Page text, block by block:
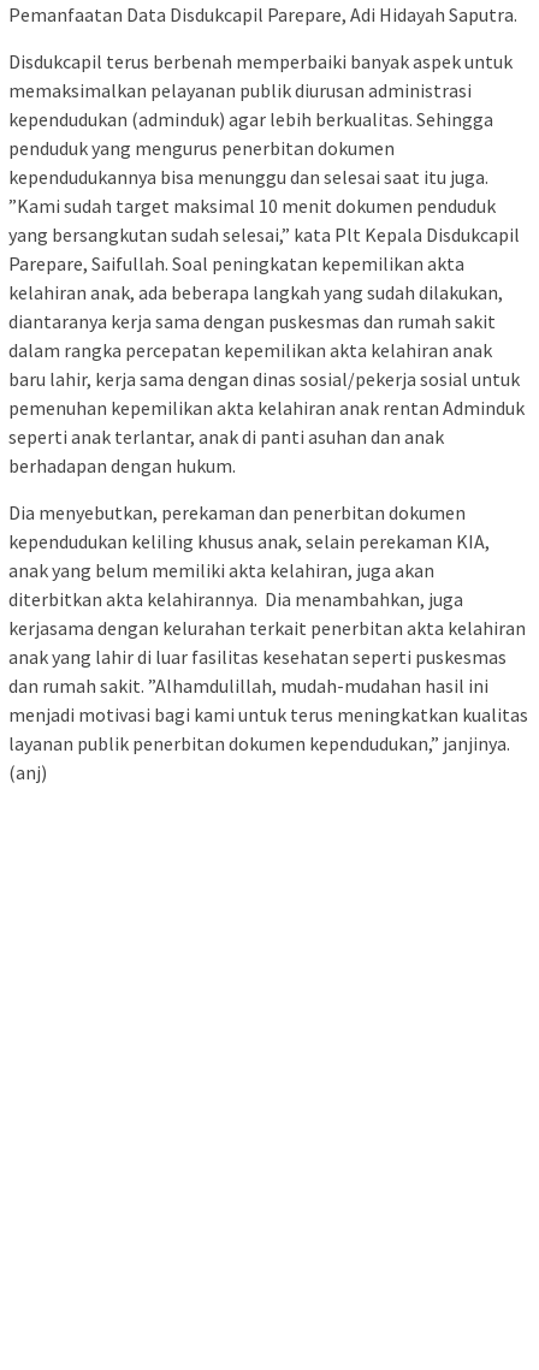
Pemanfaatan Data Disdukcapil Parepare, Adi Hidayah Saputra.
Disdukcapil terus berbenah memperbaiki banyak aspek untuk
memaksimalkan pelayanan publik diurusan administrasi
kependudukan (adminduk) agar lebih berkualitas. Sehingga
penduduk yang mengurus penerbitan dokumen
kependudukannya bisa menunggu dan selesai saat itu juga.
”Kami sudah target maksimal 10 menit dokumen penduduk
yang bersangkutan sudah selesai,” kata Plt Kepala Disdukcapil
Parepare, Saifullah. Soal peningkatan kepemilikan akta
kelahiran anak, ada beberapa langkah yang sudah dilakukan,
diantaranya kerja sama dengan puskesmas dan rumah sakit
dalam rangka percepatan kepemilikan akta kelahiran anak
baru lahir, kerja sama dengan dinas sosial/pekerja sosial untuk
pemenuhan kepemilikan akta kelahiran anak rentan Adminduk
seperti anak terlantar, anak di panti asuhan dan anak
berhadapan dengan hukum.
Dia menyebutkan, perekaman dan penerbitan dokumen
kependudukan keliling khusus anak, selain perekaman KIA,
anak yang belum memiliki akta kelahiran, juga akan
diterbitkan akta kelahirannya. Dia menambahkan, juga
kerjasama dengan kelurahan terkait penerbitan akta kelahiran
anak yang lahir di luar fasilitas kesehatan seperti puskesmas
dan rumah sakit. ”Alhamdulillah, mudah-mudahan hasil ini
menjadi motivasi bagi kami untuk terus meningkatkan kualitas
layanan publik penerbitan dokumen kependudukan,” janjinya.
(anj)